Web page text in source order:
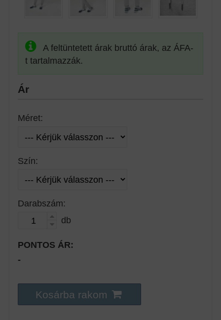
A feltüntetett árak bruttó árak, az ÁFA-
t tartalmazzák.
Ár
Méret:
Szín:
Darabszám:
db
PONTOS ÁR:
-
Kosárba rakom